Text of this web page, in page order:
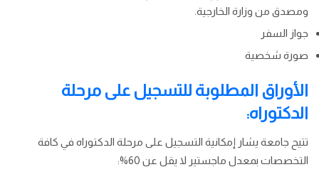
ومصدق من وزارة الخارجية.
جواز السفر
صورة شخصية
الأوراق المطلوبة للتسجيل على مرحلة
الدكتوراه:
تتيح جامعة يشار إمكانية التسجيل على مرحلة الدكتوراه في كافة
التخصصات بمعدل ماجستير لا يقل عن 60%: